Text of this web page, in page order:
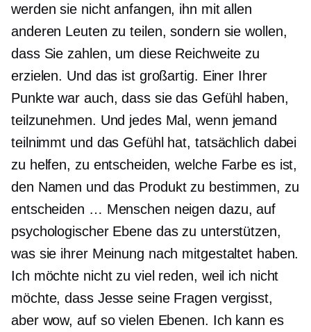
werden sie nicht anfangen, ihn mit allen
anderen Leuten zu teilen, sondern sie wollen,
dass Sie zahlen, um diese Reichweite zu
erzielen. Und das ist großartig. Einer Ihrer
Punkte war auch, dass sie das Gefühl haben,
teilzunehmen. Und jedes Mal, wenn jemand
teilnimmt und das Gefühl hat, tatsächlich dabei
zu helfen, zu entscheiden, welche Farbe es ist,
den Namen und das Produkt zu bestimmen, zu
entscheiden … Menschen neigen dazu, auf
psychologischer Ebene das zu unterstützen,
was sie ihrer Meinung nach mitgestaltet haben.
Ich möchte nicht zu viel reden, weil ich nicht
möchte, dass Jesse seine Fragen vergisst,
aber wow, auf so vielen Ebenen. Ich kann es